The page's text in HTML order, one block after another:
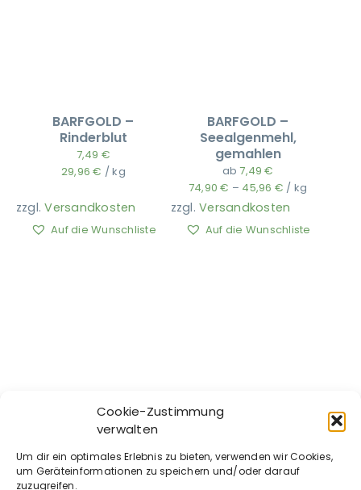
Cookie-Zustimmung
verwalten
Um dir ein optimales Erlebnis zu bieten, verwenden wir Cookies,
um Geräteinformationen zu speichern und/oder darauf
zuzugreifen.
BARFGOLD –
Rinderblut
7,49 €
29,96€ /kg
zzgl.Versandkosten
Auf die Wunschliste
BARFGOLD –
Seealgenmehl,
gemahlen
ab7,49€
74,90€ – 45,96 € / kg
zzgl.Versandkosten
Auf die Wunschliste
BARFGOLD – Kokosöl
32,98€/l
Fell
7,49€